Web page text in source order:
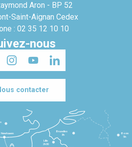
Aron - BP 52
Saint-Aignan Cedex
: 02 35 12 10 10
nous
contacter
Lille
2h30
Bruxelles
3h
Newhaven
Bonn
5h